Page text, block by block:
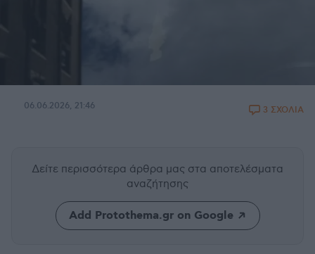
06.06.2026, 21:46 3 ΣΧΟΛΙΑ
Δείτε περισσότερα άρθρα μας στα αποτελέσματα
αναζήτησης
Add Protothema.gr on Google